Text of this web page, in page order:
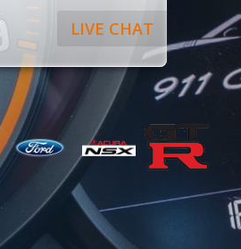
LIVE CHAT